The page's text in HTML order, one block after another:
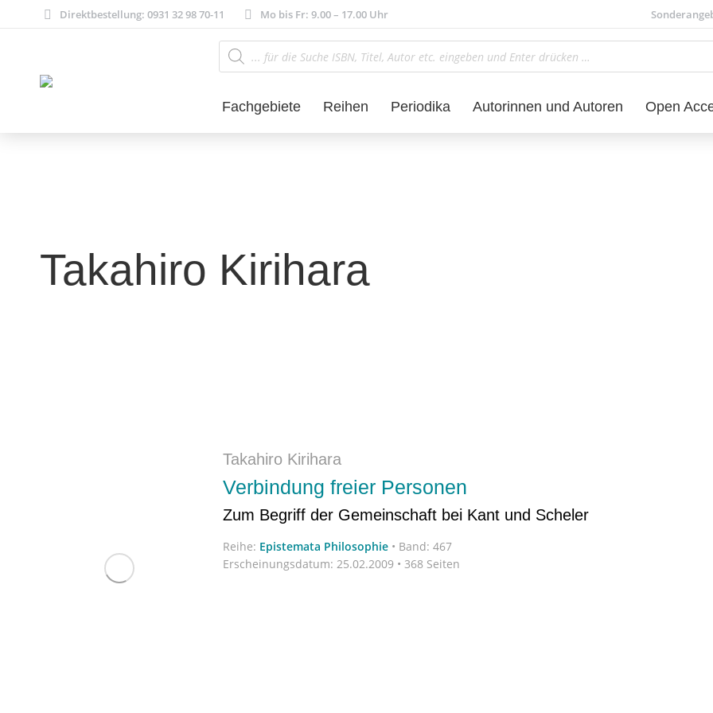
Direktbestellung: 0931 32 98 70-11 Mo bis Fr: 9.00 – 17.00 Uhr
Products
search
Fachgebiete Reihen Periodika Autorinnen und Autoren Open
Takahiro Kirihara
Takahiro Kirihara
Verbindung freier Personen
Zum Begriff der Gemeinschaft bei Kant und Scheler
Reihe: Epistemata Philosophie • Band: 467
Erscheinungsdatum: 25.02.2009 • 368 Seiten